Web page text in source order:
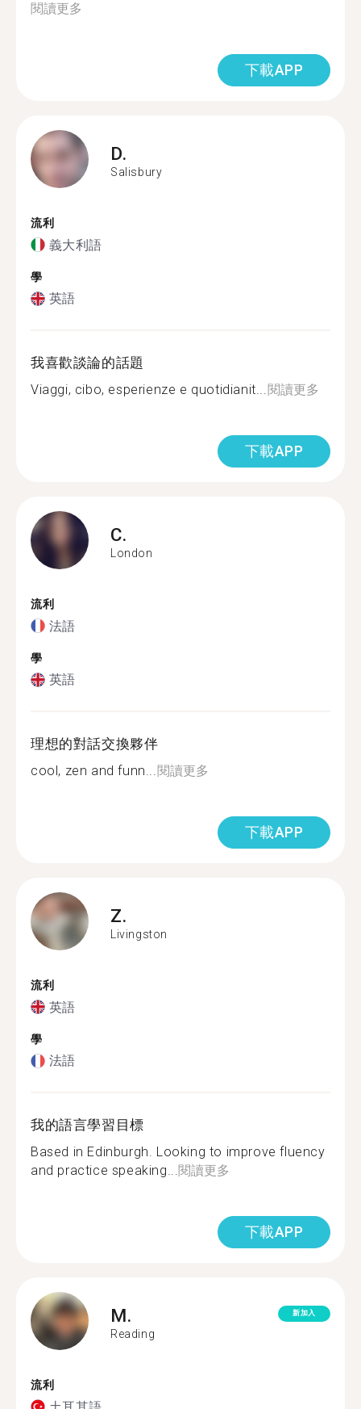
閱讀更多
下載APP
D.
Salisbury
流利
義大利語
學
英語
我喜歡談論的話題
Viaggi, cibo, esperienze e quotidianit...閱讀更多
下載APP
C.
London
流利
法語
學
英語
理想的對話交換夥伴
cool, zen and funn...閱讀更多
下載APP
Z.
Livingston
流利
英語
學
法語
我的語言學習目標
Based in Edinburgh. Looking to improve fluency
and practice speaking...閱讀更多
下載APP
M.
Reading
新加入
流利